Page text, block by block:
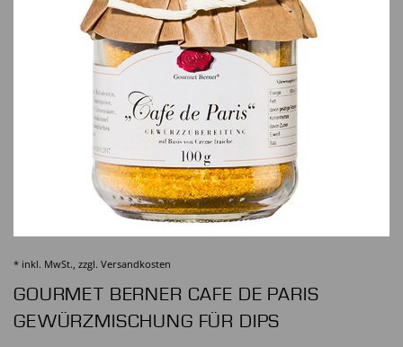
* inkl. MwSt., zzgl. Versandkosten
GOURMET BERNER CAFE DE PARIS
GEWÜRZMISCHUNG FÜR DIPS